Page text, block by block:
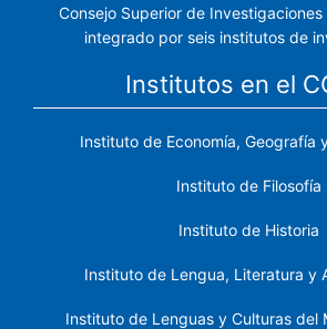
Consejo Superior de
integrado por seis institutos de
Institutos en el
Instituto de Economía, Geografía
Instituto de Filosofía
Instituto de Historia
Instituto de Lengua, Literatura y
Instituto de Lenguas y Culturas del